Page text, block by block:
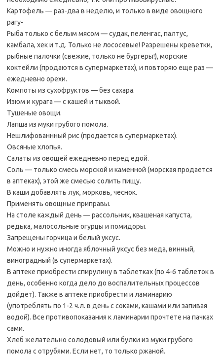
Картофель — раз-два в неделю, и только в виде овощного
рагу-
Рыба только с белым мясом — судак, пеленгас, палтус,
камбала, хек и т.д. Только не лососевые! Разрешены креветки,
рыбные палочки (свежие, только не бургеры!), морские
коктейли (продаются в супермаркетах), и повторяю еще раз —
ежедневно орехи.
Компоты из сухофруктов — без сахара.
Изюм и курага — с кашей и тыквой.
Тушеные овощи.
Лапша из муки грубого помола.
Нешлифованнный рис (продается в супермаркетах).
Овсяные хлопья.
Салаты из овощей ежедневно перед едой.
Соль — только смесь морской и каменной (морская продается
в аптеках), этой же смесью солить пищу.
В каши добавлять лук, морковь, чеснок.
Применять овощные приправы.
На столе каждый день — рассольник, квашеная капуста,
редька, малосольные огурцы и помидоры.
Запрещены горчица и белый уксус.
Можно и нужно иногда яблочный уксус без меда, винный,
виноградный (в супермаркетах).
В аптеке приобрести спирулину в таблетках (по 4-6 таблеток в
день, особенно когда дело до воспалительных процессов
дойдет). Также в аптеке приобрести и ламинарию
(употреблять по 1-2 ч.л. в день с соками, кашами или запивая
водой). Все противопоказания к ламинарии прочтете на пачках
сами.
Хлеб желательно солодовый или булки из муки грубого
помола с отрубями. Если нет, то только ржаной.